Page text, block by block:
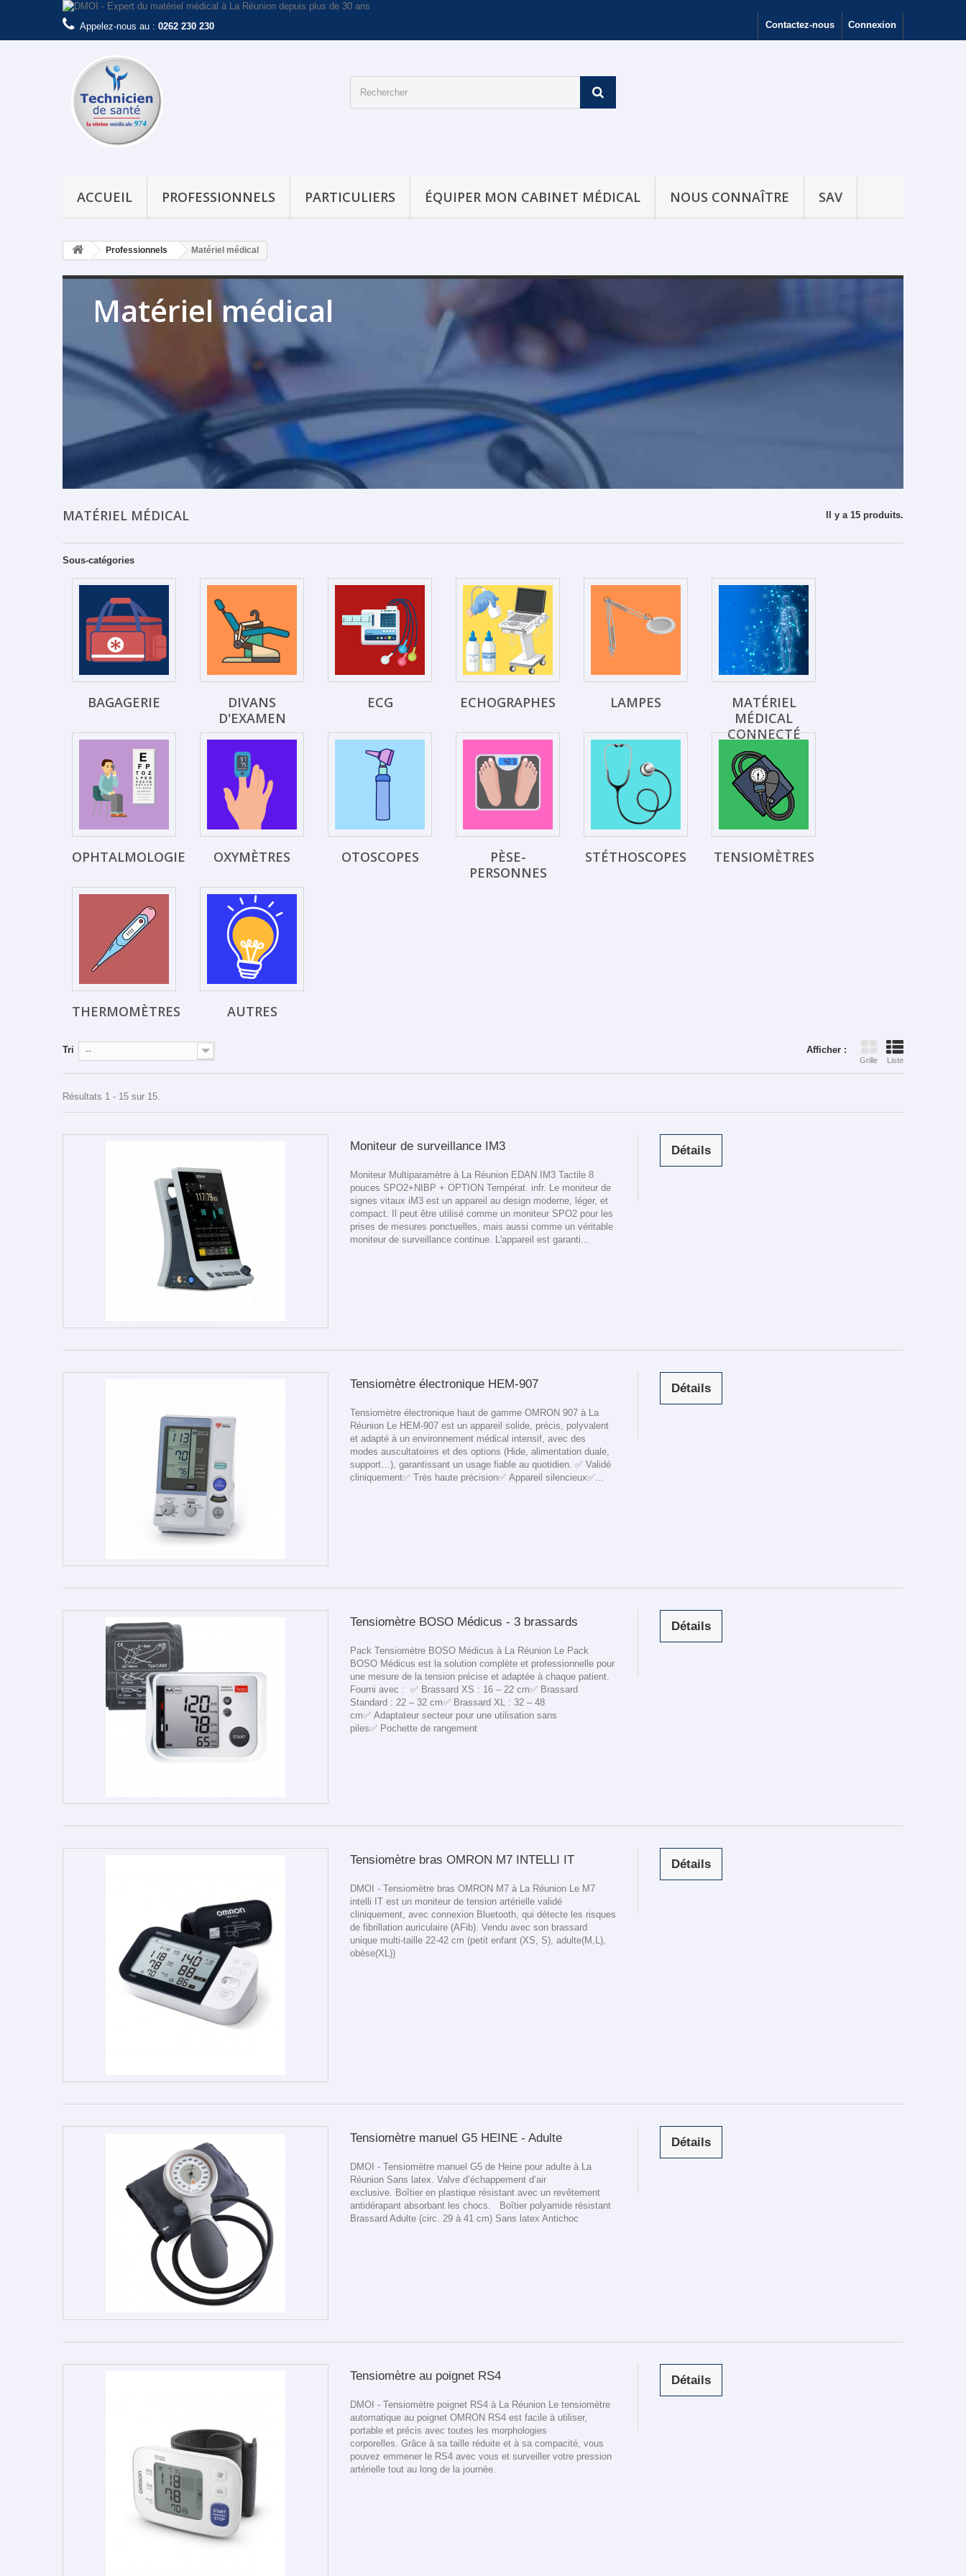
Connexion
Contactez-nous
Appelez-nous au : 0262 230 230
ACCUEIL PROFESSIONNELS PARTICULIERS ÉQUIPER MON CABINET MÉDICAL NOUS CONNAÎTRE SAV
Professionnels Matériel médical
Matériel médical
MATÉRIEL MÉDICAL Il y a 15 produits.
Sous-catégories
BAGAGERIE
DIVANS
D'EXAMEN
ECG ECHOGRAPHES LAMPES
MATÉRIEL
MÉDICAL
CONNECTÉ
OPHTALMOLOGIE OXYMÈTRES OTOSCOPES
PÈSE-
PERSONNES
STÉTHOSCOPES TENSIOMÈTRES
THERMOMÈTRES AUTRES
Afficher :
Grille Liste
Tri --
Résultats 1 - 15 sur 15.
Moniteur de surveillance IM3
Moniteur Multiparamètre à La Réunion EDAN IM3 Tactile 8
pouces SPO2+NIBP + OPTION Températ. infr. Le moniteur de
signes vitaux iM3 est un appareil au design moderne, léger, et
compact. Il peut être utilisé comme un moniteur SPO2 pour les
prises de mesures ponctuelles, mais aussi comme un véritable
moniteur de surveillance continue. L'appareil est garanti...
Détails
Tensiomètre électronique HEM-907
Tensiomètre électronique haut de gamme OMRON 907 à La
Réunion Le HEM-907 est un appareil solide, précis, polyvalent
et adapté à un environnement médical intensif, avec des
modes auscultatoires et des options (Hide, alimentation duale,
support…), garantissant un usage fiable au quotidien. ✅ Validé
cliniquement✅ Très haute précision✅ Appareil silencieux✅...
Détails
Tensiomètre BOSO Médicus - 3 brassards
Pack Tensiomètre BOSO Médicus à La Réunion Le Pack
BOSO Médicus est la solution complète et professionnelle pour
une mesure de la tension précise et adaptée à chaque patient.
Fourni avec : ✅ Brassard XS : 16 – 22 cm✅ Brassard
Standard : 22 – 32 cm✅ Brassard XL : 32 – 48
cm✅ Adaptateur secteur pour une utilisation sans
piles✅ Pochette de rangement
Détails
Tensiomètre bras OMRON M7 INTELLI IT
DMOI - Tensiomètre bras OMRON M7 à La Réunion Le M7
intelli IT est un moniteur de tension artérielle validé
cliniquement, avec connexion Bluetooth, qui détecte les risques
de fibrillation auriculaire (AFib). Vendu avec son brassard
unique multi-taille 22-42 cm (petit enfant (XS, S), adulte(M,L),
obèse(XL))
Détails
Tensiomètre manuel G5 HEINE - Adulte
DMOI - Tensiomètre manuel G5 de Heine pour adulte à La
Réunion Sans latex. Valve d’échappement d’air
exclusive. Boîtier en plastique résistant avec un revêtement
antidérapant absorbant les chocs. Boîtier polyamide résistant
Brassard Adulte (circ. 29 à 41 cm) Sans latex Antichoc
Détails
Tensiomètre au poignet RS4
DMOI - Tensiomètre poignet RS4 à La Réunion Le tensiomètre
automatique au poignet OMRON RS4 est facile à utiliser,
portable et précis avec toutes les morphologies
corporelles. Grâce à sa taille réduite et à sa compacité, vous
pouvez emmener le RS4 avec vous et surveiller votre pression
artérielle tout au long de la journée.
Détails